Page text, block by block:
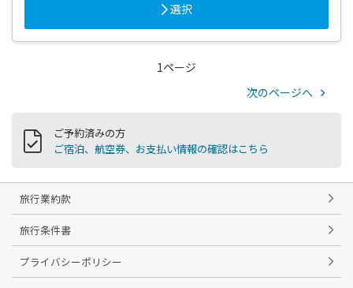
選択
1ページ
次のページへ
ご予約済みの方
ご宿泊、航空券、お支払い情報の確認はこちら
旅行業約款
旅行条件書
プライバシーポリシー